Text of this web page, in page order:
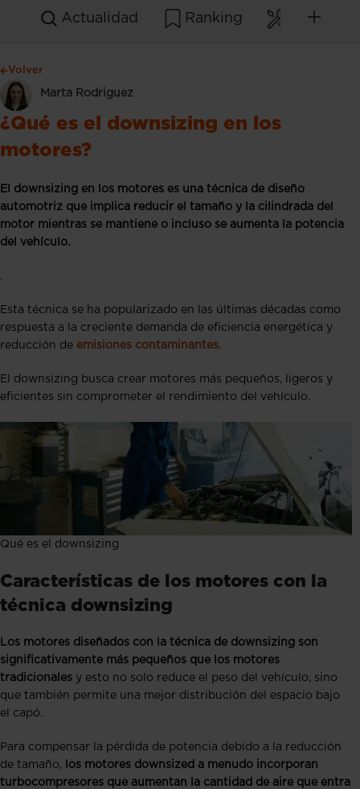
Actualidad Ranking
Volver
Marta Rodriguez
¿Qué es el downsizing en los
motores?
El downsizing en los motores es una técnica de diseño
automotriz que implica reducir el tamaño y la cilindrada del
motor mientras se mantiene o incluso se aumenta la potencia
del vehículo.
.
Esta técnica se ha popularizado en las últimas décadas como
respuesta a la creciente demanda de eficiencia energética y
reducción de emisiones contaminantes.
El downsizing busca crear motores más pequeños, ligeros y
eficientes sin comprometer el rendimiento del vehículo.
Qué es el downsizing
Características de los motores con la
técnica downsizing
Los motores diseñados con la técnica de downsizing son
significativamente más pequeños que los motores
tradicionales y esto no solo reduce el peso del vehículo, sino
que también permite una mejor distribución del espacio bajo
el capó.
Para compensar la pérdida de potencia debido a la reducción
de tamaño, los motores downsized a menudo incorporan
turbocompresores que aumentan la cantidad de aire que entra